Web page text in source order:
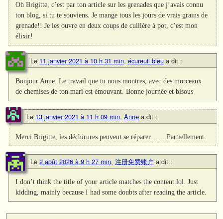
Oh Brigitte, c’est par ton article sur les grenades que j’avais connu
ton blog, si tu te souviens. Je mange tous les jours de vrais grains de
grenade!! Je les ouvre en deux coups de cuillère à pot, c’est mon
élixir!
Le 11 janvier 2021 à 10 h 31 min, écureuil bleu a dit :
Bonjour Anne. Le travail que tu nous montres, avec des morceaux
de chemises de ton mari est émouvant. Bonne journée et bisous
Le 13 janvier 2021 à 11 h 09 min, Anne a dit :
Merci Brigitte, les déchirures peuvent se réparer…….Partiellement.
Le 2 août 2026 à 9 h 27 min, 注册免费账户 a dit :
I don’t think the title of your article matches the content lol. Just
kidding, mainly because I had some doubts after reading the article.